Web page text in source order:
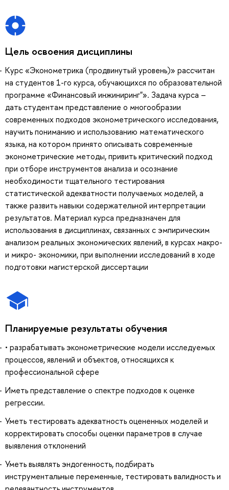
Цель освоения дисциплины
Курс «Эконометрика (продвинутый уровень)» рассчитан
на студентов 1-го курса, обучающихся по образовательной
программе «Финансовый инжиниринг"». Задача курса –
дать студентам представление о многообразии
современных подходов эконометрического исследования,
научить пониманию и использованию математического
языка, на котором принято описывать современные
эконометрические методы, привить критический подход
при отборе инструментов анализа и осознание
необходимости тщательного тестирования
статистической адекватности получаемых моделей, а
также развить навыки содержательной интерпретации
результатов. Материал курса предназначен для
использования в дисциплинах, связанных с эмпирическим
анализом реальных экономических явлений, в курсах макро-
и микро- экономики, при выполнении исследований в ходе
подготовки магистерской диссертации
Планируемые результаты обучения
• разрабатывать эконометрические модели исследуемых
процессов, явлений и объектов, относящихся к
профессиональной сфере
Иметь представление о спектре подходов к оценке
регрессии.
Уметь тестировать адекватность оцененных моделей и
корректировать способы оценки параметров в случае
выявления отклонений
Уметь выявлять эндогенность, подбирать
инструментальные переменные, тестировать валидность и